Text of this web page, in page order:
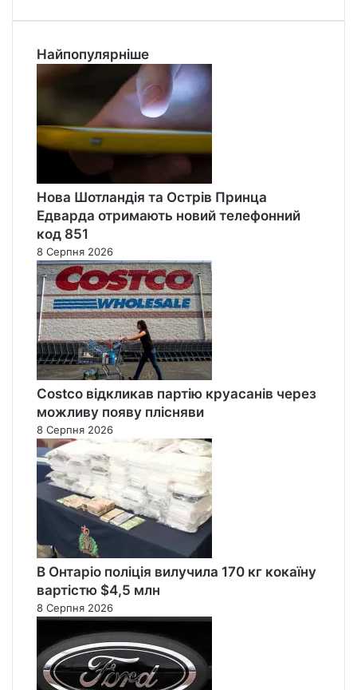
Найпопулярніше
Нова Шотландія та Острів Принца
Едварда отримають новий телефонний
код 851
8 Серпня 2026
Costco відкликав партію круасанів через
можливу появу плісняви
8 Серпня 2026
В Онтаріо поліція вилучила 170 кг кокаїну
вартістю $4,5 млн
8 Серпня 2026